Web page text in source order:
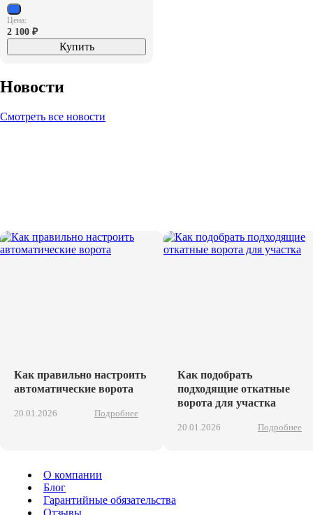
Цена:
2 100 ₽
Купить
Новости
Смотреть все новости
Как правильно настроить
автоматические ворота
20.01.2026 Подробнее
Как подобрать
подходящие откатные
ворота для участка
20.01.2026 Подробнее
О компании
Блог
Гарантийные обязательства
Отзывы